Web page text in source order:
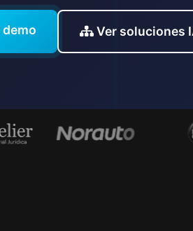
Ver soluciones